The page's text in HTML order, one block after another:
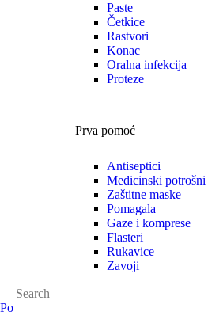
Paste
Četkice
Rastvori
Konac
Oralna infekcija
Proteze
Prva pomoć
Antiseptici
Medicinski potrošni
Zaštitne maske
Pomagala
Gaze i komprese
Flasteri
Rukavice
Zavoji
Početna